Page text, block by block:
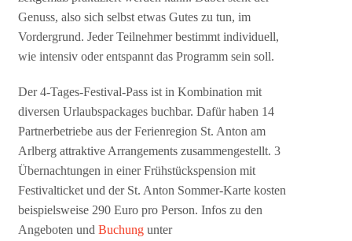
Genuss, also sich selbst etwas Gutes zu tun, im
Vordergrund. Jeder Teilnehmer bestimmt individuell,
wie intensiv oder entspannt das Programm sein soll.
Der 4-Tages-Festival-Pass ist in Kombination mit
diversen Urlaubspackages buchbar. Dafür haben 14
Partnerbetriebe aus der Ferienregion St. Anton am
Arlberg attraktive Arrangements zusammengestellt. 3
Übernachtungen in einer Frühstückspension mit
Festivalticket und der St. Anton Sommer-Karte kosten
beispielsweise 290 Euro pro Person. Infos zu den
Angeboten undBuchung unter